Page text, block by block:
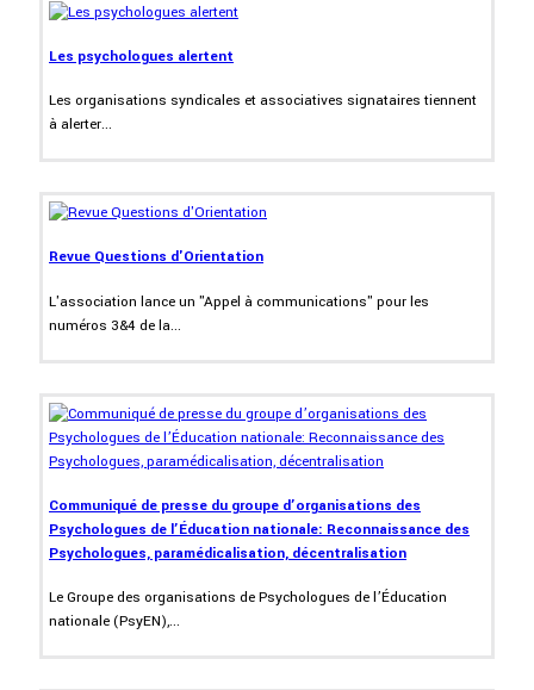
Les psychologues alertent
Les organisations syndicales et associatives signataires tiennent
à alerter...
Revue Questions d'Orientation
L'association lance un "Appel à communications" pour les
numéros 3&4 de la...
Communiqué de presse du groupe d’organisations des
Psychologues de l’Éducation nationale: Reconnaissance des
Psychologues, paramédicalisation, décentralisation
Le Groupe des organisations de Psychologues de l’Éducation
nationale (PsyEN),...